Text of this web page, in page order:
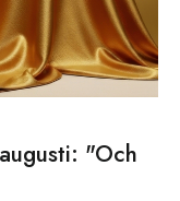
"Och